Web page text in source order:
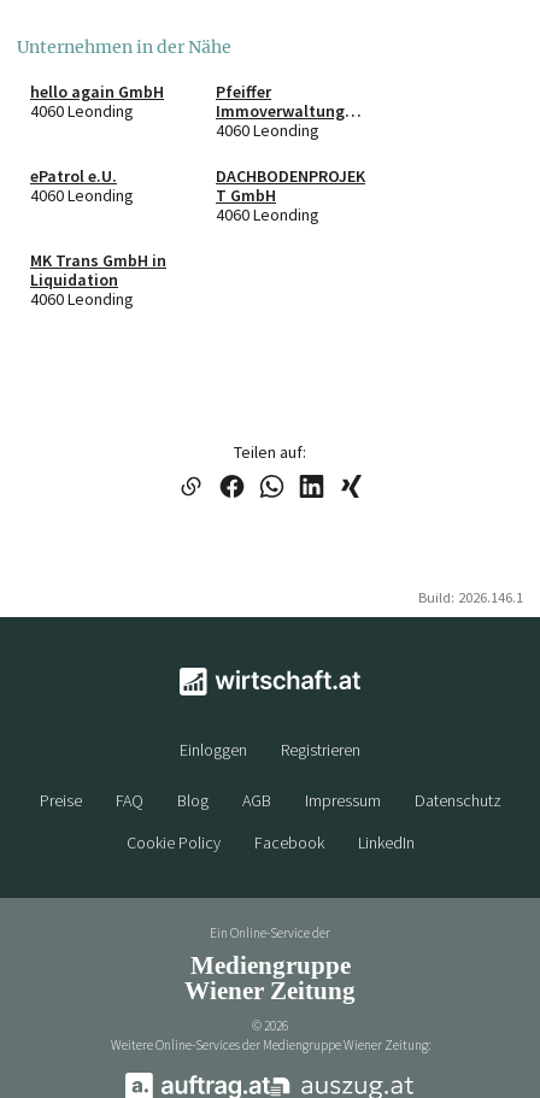
Unternehmen in der Nähe
hello again GmbH
4060 Leonding
Pfeiffer
Immoverwaltung
GmbH
4060 Leonding
ePatrol e.U.
4060 Leonding
DACHBODENPROJEK
T GmbH
4060 Leonding
MK Trans GmbH in
Liquidation
4060 Leonding
Teilen auf:
Build: 2026.146.1
Einloggen Registrieren
Preise FAQ Blog AGB Impressum
Datenschutz
Cookie Policy
Facebook LinkedIn
Ein Online-Service der
Mediengruppe
Wiener Zeitung
© 2026
Weitere Online-Services der Mediengruppe Wiener Zeitung: